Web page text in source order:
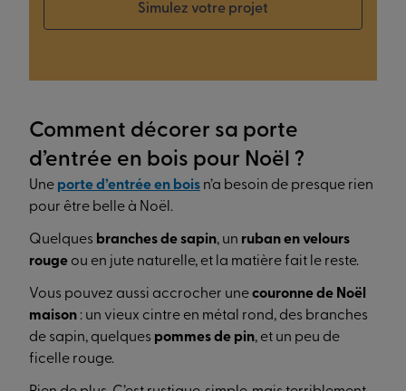
Simulez votre projet
Comment décorer sa porte
d’entrée en bois pour Noël ?
Une porte d’entrée en bois n’a besoin de presque rien
pour être belle à Noël.
Quelques branches de sapin, un ruban en velours
rouge ou en jute naturelle, et la matière fait le reste.
Vous pouvez aussi accrocher unecouronne de Noël
maison : un vieux cintre en métal rond, des branches
de sapin, quelques pommes de pin, et un peu de
ficelle rouge.